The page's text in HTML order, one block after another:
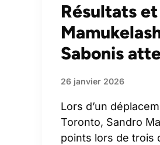
Résultats
Sabonis
26 janvier 2026
Lors d’un
Toronto, Sandro
points lors de trois